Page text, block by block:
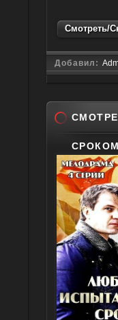
Смотреть/
Добавил:
СРОКОМ